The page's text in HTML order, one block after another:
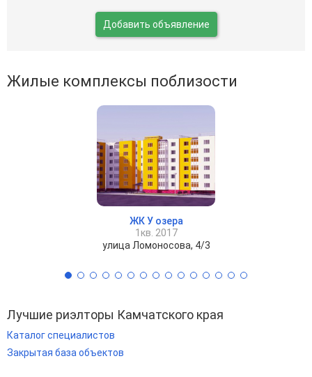
Добавить объявление
Жилые комплексы поблизости
ЖК У озера
1кв. 2017
улица Ломоносова, 4/3
Лучшие риэлторы Камчатского края
Каталог специалистов
Закрытая база объектов